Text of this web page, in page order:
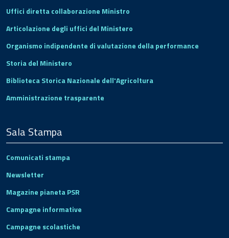
Uffici diretta collaborazione Ministro
Articolazione degli uffici del Ministero
Organismo indipendente di valutazione della performance
Storia del Ministero
Biblioteca Storica Nazionale dell'Agricoltura
Amministrazione trasparente
Sala Stampa
Comunicati stampa
Newsletter
Magazine pianeta PSR
Campagne informative
Campagne scolastiche